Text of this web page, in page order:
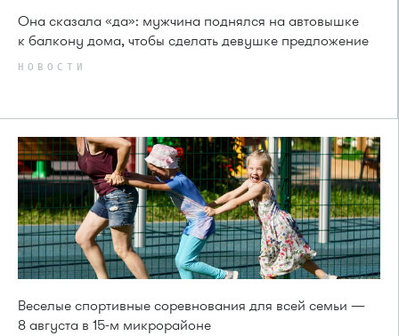
Она сказала «да»: мужчина поднялся на автовышке
к балкону дома, чтобы сделать девушке предложение
НОВОСТИ
Веселые спортивные соревнования для всей семьи —
8 августа в 15-м микрорайоне